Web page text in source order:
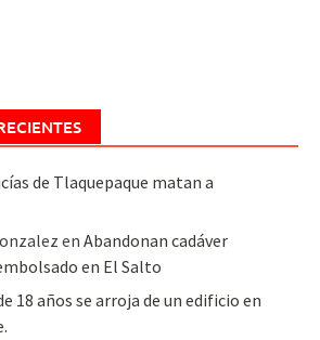
de Tlaquepaque matan a
enAbandonan cadáver
en El Salto
18 años se arroja de un edificio en